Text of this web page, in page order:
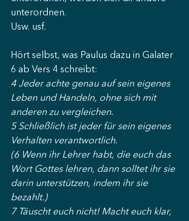
unterordnen.
Usw. usf.
Hört selbst, was Paulus dazu in Galater
6 ab Vers 4 schreibt:
4 Jeder achte genau auf sein eigenes
Leben und Handeln, ohne sich mit
anderen zu vergleichen.
5 Schließlich ist jeder für sein eigenes
Verhalten verantwortlich.
(6 Wenn ihr Lehrer habt, die euch das
Wort Gottes lehren, dann solltet ihr sie
darin unterstützen, indem ihr sie
bezahlt.)
7 Täuscht euch nicht! Macht euch klar,